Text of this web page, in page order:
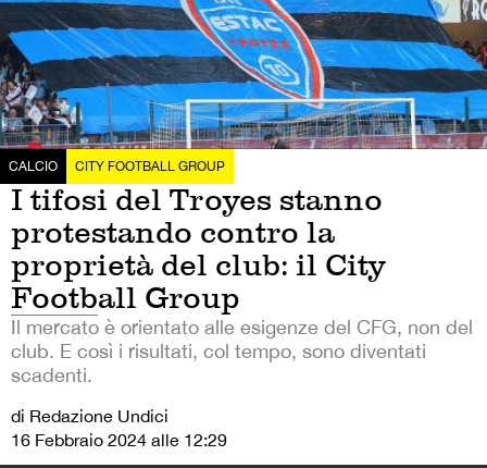
CALCIO CITY FOOTBALL GROUP
I tifosi del Troyes stanno
protestando contro la
proprietà del club: il City
Football Group
Il mercato è orientato alle esigenze del CFG, non del
club. E così i risultati, col tempo, sono diventati
scadenti.
di Redazione Undici
16 Febbraio 2024 alle 12:29